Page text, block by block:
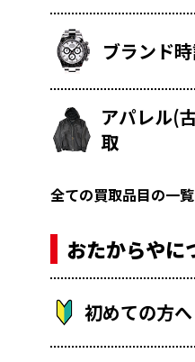
ブランド
アパレル(
取
全ての買取品目の一
おたからやに
初めての方へ